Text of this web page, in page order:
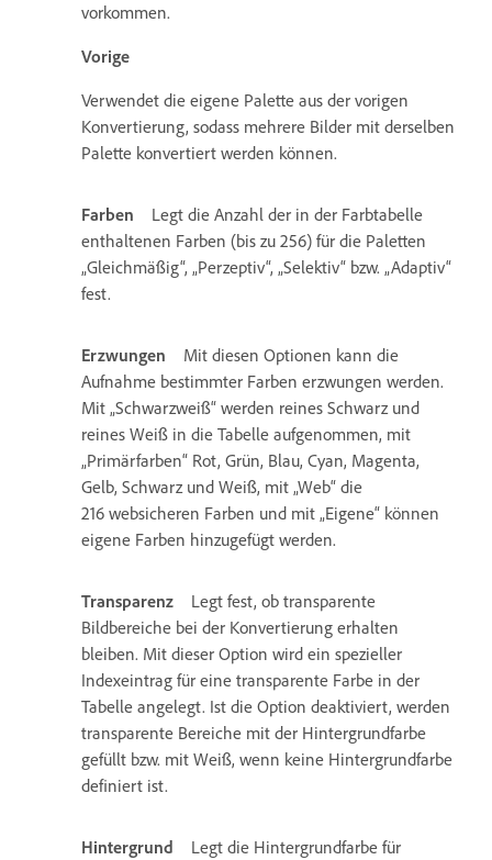
vorkommen.
Vorige
Verwendet die eigene Palette aus der vorigen
Konvertierung, sodass mehrere Bilder mit derselben
Palette konvertiert werden können.
Farben
Legt die Anzahl der in der Farbtabelle
enthaltenen Farben (bis zu 256) für die Paletten
„Gleichmäßig“, „Perzeptiv“, „Selektiv“ bzw. „Adaptiv“
fest.
Erzwungen
Mit diesen Optionen kann die
Aufnahme bestimmter Farben erzwungen werden.
Mit „Schwarzweiß“ werden reines Schwarz und
reines Weiß in die Tabelle aufgenommen, mit
„Primärfarben“ Rot, Grün, Blau, Cyan, Magenta,
Gelb, Schwarz und Weiß, mit „Web“ die
216 websicheren Farben und mit „Eigene“ können
eigene Farben hinzugefügt werden.
Transparenz
Legt fest, ob transparente
Bildbereiche bei der Konvertierung erhalten
bleiben. Mit dieser Option wird ein spezieller
Indexeintrag für eine transparente Farbe in der
Tabelle angelegt. Ist die Option deaktiviert, werden
transparente Bereiche mit der Hintergrundfarbe
gefüllt bzw. mit Weiß, wenn keine Hintergrundfarbe
definiert ist.
Hintergrund
Legt die Hintergrundfarbe für